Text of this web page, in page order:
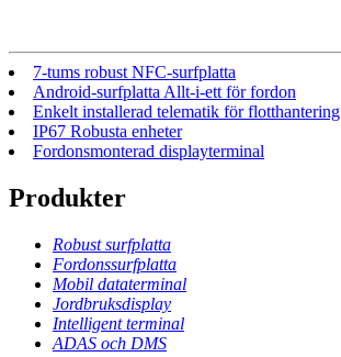
7-tums robust NFC-surfplatta
Android-surfplatta Allt-i-ett för fordon
Enkelt installerad telematik för flotthantering
IP67 Robusta enheter
Fordonsmonterad displayterminal
Produkter
Robust surfplatta
Fordonssurfplatta
Mobil dataterminal
Jordbruksdisplay
Intelligent terminal
ADAS och DMS